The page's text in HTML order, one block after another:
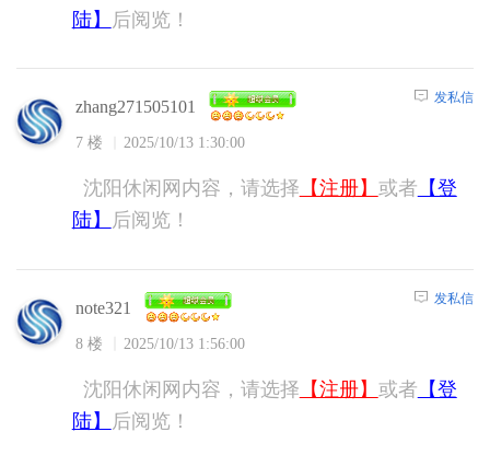
陆】
后阅览！
zhang271505101
7 楼 2025/10/13 1:30:00
发私信
沈阳休闲网内容，请选择 【注册】 或者 【登
陆】
后阅览！
note321
8 楼 2025/10/13 1:56:00
发私信
沈阳休闲网内容，请选择 【注册】 或者 【登
陆】
后阅览！